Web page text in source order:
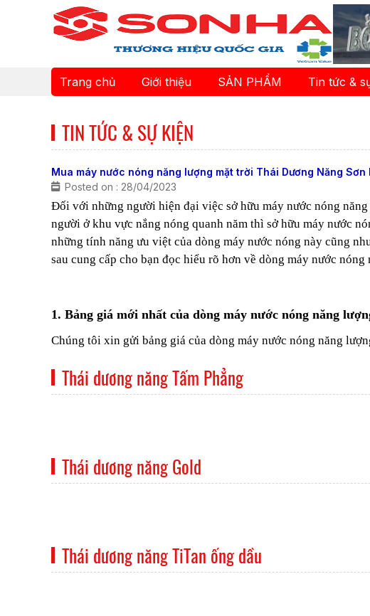
Trang chủ Giới thiệu SẢN PHẨM Tin tức &
TIN TỨC & SỰ KIỆN
Mua máy nước nóng năng lượng mặt trời Thái Dương Năng Sơn
Posted on : 28/04/2023
Đối với những người hiện đại việc sở hữu máy nước nóng
người ở khu vực nắng nóng quanh năm thì sở hữu máy nước
những tính năng ưu việt của dòng máy nước nóng này cũng
sau cung cấp cho bạn đọc hiểu rõ hơn về dòng máy nước
1. Bảng giá mới nhất của dòng máy nước nóng năng
Chúng tôi xin gửi bảng giá của dòng máy nước nóng năng
Thái dương năng Tấm Phẳng
Thái dương năng Gold
Thái dương năng TiTan ống dầu